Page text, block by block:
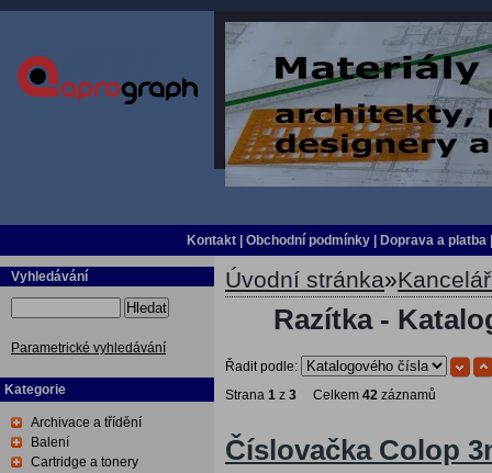
Kontakt Obchodní podmínky Doprava a platba
Vyhledávání
Hledat
Parametrické vyhledávání
Kategorie
Archivace a třídění
Balení
Cartridge a tonery
Úvodní stránka»
Razítka -
Řadit podle:
Strana 1 z 3 Celkem 42 záznamů
Číslovačka Colop